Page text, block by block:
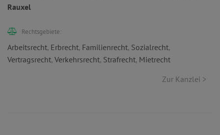
Rauxel
Rechtsgebiete:
Arbeitsrecht, Erbrecht, Familienrecht, Sozialrecht,
Vertragsrecht, Verkehrsrecht, Strafrecht, Mietrecht
Zur Kanzlei >